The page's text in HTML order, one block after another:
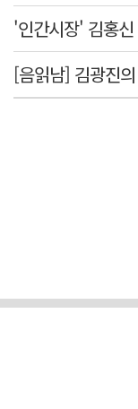
'인간시장' 김홍